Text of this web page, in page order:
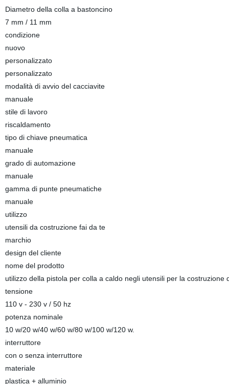
Diametro della colla a bastoncino
7 mm / 11 mm
condizione
nuovo
personalizzato
personalizzato
modalità di avvio del cacciavite
manuale
stile di lavoro
riscaldamento
tipo di chiave pneumatica
manuale
grado di automazione
manuale
gamma di punte pneumatiche
manuale
utilizzo
utensili da costruzione fai da te
marchio
design del cliente
nome del prodotto
utilizzo della pistola per colla a caldo negli utensili per la costruzione
tensione
110 v - 230 v / 50 hz
potenza nominale
10 w/20 w/40 w/60 w/80 w/100 w/120 w.
interruttore
con o senza interruttore
materiale
plastica + alluminio